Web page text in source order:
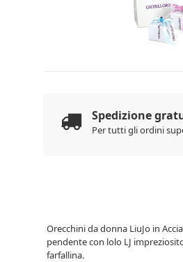
Spedizione
Per tutti gli ordini
Orecchini da donna LiuJo in
pendente con lolo LJ
farfallina.